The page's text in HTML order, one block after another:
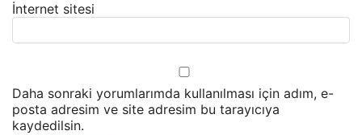
İnternet sitesi
Daha sonraki yorumlarımda kullanılması için adım, e-
posta adresim ve site adresim bu tarayıcıya
kaydedilsin.